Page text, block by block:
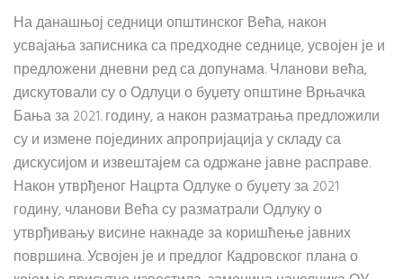
На данашњој седници општинског Већа, након
усвајања записника са предходне седнице, усвојен је и
предложени дневни ред са допунама. Чланови већа,
дискутовали су о Одлуци о буџету општине Врњачка
Бања за 2021. годину, а након разматрања предложили
су и измене појединих апропријација у складу са
дискусијом и извештајем са одржане јавне расправе.
Након утврђеног Нацрта Одлуке о буџету за 2021
годину, чланови Већа су разматрали Одлуку о
утврђивању висине накнаде за коришћење јавних
површина. Усвојен је и предлог Кадровског плана о